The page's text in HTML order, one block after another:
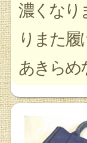
濃くなり
りまた
あきらめ